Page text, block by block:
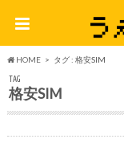
HOME タグ : 格安SIM
TAG
格安SIM